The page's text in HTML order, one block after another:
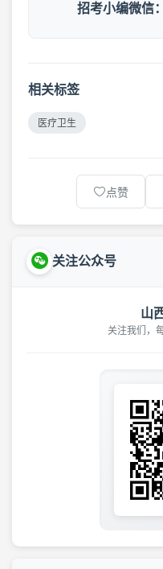
招考小编微信：
相关标签
医疗卫生
点赞
关注公众号
山
关注我们，